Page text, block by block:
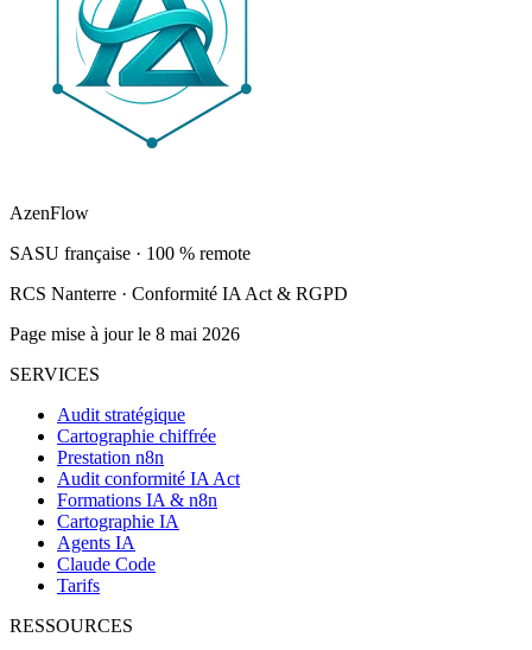
AzenFlow
SASU française · 100 % remote
RCS Nanterre · Conformité IA Act & RGPD
Page mise à jour le 8 mai 2026
SERVICES
Audit stratégique
Cartographie chiffrée
Prestation n8n
Audit conformité IA Act
Formations IA & n8n
Cartographie IA
Agents IA
Claude Code
Tarifs
RESSOURCES